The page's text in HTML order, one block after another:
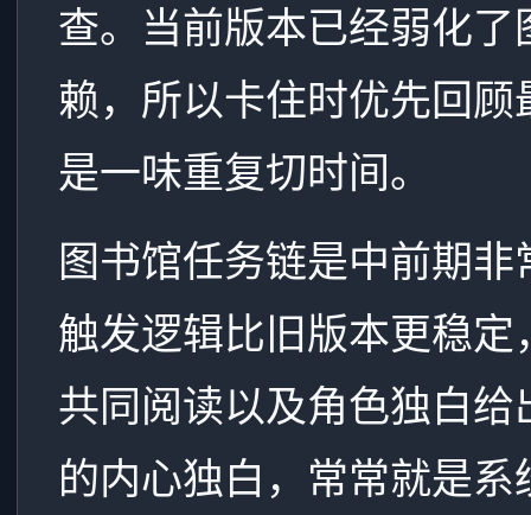
查。当前版本已经弱化
赖，所以卡住时优先回
是一味重复切时间。
图书馆任务链是中前期
触发逻辑比旧版本更稳
共同阅读以及角色独白
的内心独白，常常就是